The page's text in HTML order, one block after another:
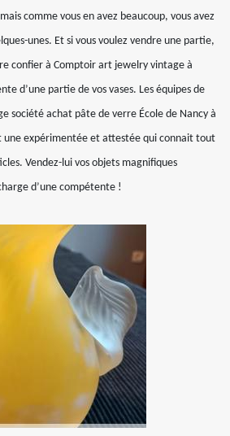
comme vous en avez beaucoup, vous avez
unes. Et si vous voulez vendre une partie,
confier à Comptoir art jewelry vintage à
d’une partie de vos vases. Les équipes de
société achat pâte de verre École de Nancy à
une expérimentée et attestée qui connait tout
Vendez-lui vos objets magnifiques
d’une compétente !